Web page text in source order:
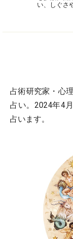
い、しぐさ
占術研究家・心
占い。2024年4
占います。